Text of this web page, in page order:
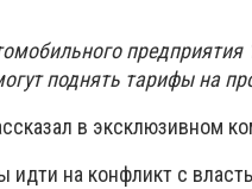
поднять тарифы на
в эксклюзивном
идти на конфликт с